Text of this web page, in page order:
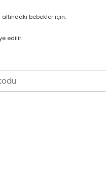
bebekler için.
edilir.